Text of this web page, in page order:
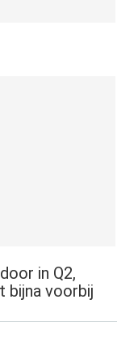
in Q2,
bijna voorbij